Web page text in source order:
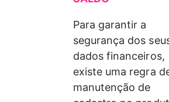
Para garantir a
segurança dos
dados financeiros,
existe uma regra
manutenção de